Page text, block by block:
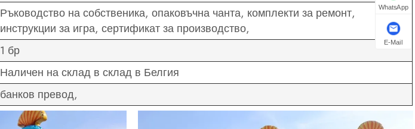
Ръководство на собственика, опаковъчна чанта, комплекти за ремонт,
инструкции за игра, сертификат за производство,
1 бр
Наличен на склад в склад в Белгия
банков превод,
WhatsApp
E-Mail